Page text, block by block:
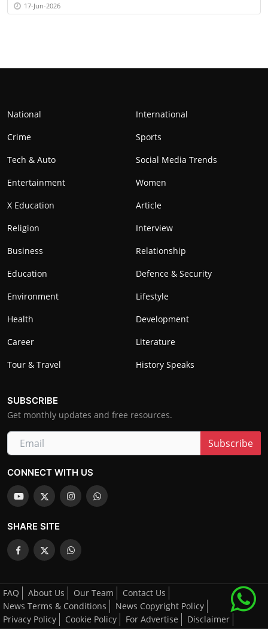
17-Jun-2026
National
International
Crime
Sports
Tech & Auto
Social Media Trends
Entertainment
Women
X Education
Article
Religion
Interview
Business
Relationship
Education
Defence & Security
Environment
Lifestyle
Health
Development
Career
Literature
Tour & Travel
History Speaks
SUBSCRIBE
Get monthly updates and free resources.
Subscribe
CONNECT WITH US
SHARE SITE
FAQ About Us Our Team
Contact Us
News Terms & Conditions
News Copyright Policy
Privacy Policy
Cookie Policy For Advertise Disclaimer